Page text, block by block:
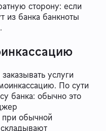
сторону: если
из банка банкноты
услуги
По сути
банка: обычно это
при обычной